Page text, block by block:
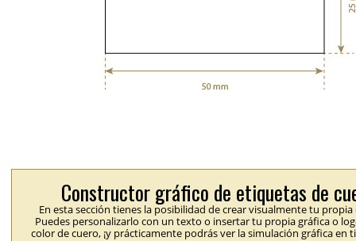
Constructor gráfico de etiquetas de
En esta sección tienes la posibilidad de crear visualmente tu
Puedes personalizarlo con un texto o insertar tu propia gráfica o
color de cuero, ¡y prácticamente podrás ver la simulación gráfica en